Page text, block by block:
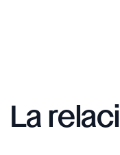
La